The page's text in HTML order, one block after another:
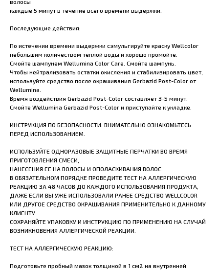
волосы
каждые 5 минут в течение всего времени выдержки.
Последующие действия:
По истечении времени выдержки сэмульгируйте краску Wellcolor
небольшим количеством теплой воды и хорошо промойте.
Смойте шампунем Wellumina Color Care. Смойте шампунь.
Чтобы нейтрализовать остатки окисления и стабилизировать цвет,
используйте средство после окрашивания Gerbazid Post-Color от
Wellumina.
Время воздействия Gerbazid Post-Color составляет 3-5 минут.
Смойте Wellumina Gerbazid Post-Color и приступайте к укладке.
ИНСТРУКЦИЯ ПО БЕЗОПАСНОСТИ. ВНИМАТЕЛЬНО ОЗНАКОМЬТЕСЬ
ПЕРЕД ИСПОЛЬЗОВАНИЕМ.
ИСПОЛЬЗУЙТЕ ОДНОРАЗОВЫЕ ЗАЩИТНЫЕ ПЕРЧАТКИ ВО ВРЕМЯ
ПРИГОТОВЛЕНИЯ СМЕСИ,
НАНЕСЕНИЯ ЕЕ НА ВОЛОСЫ И ОПОЛАСКИВАНИЯ ВОЛОС.
В ОБЯЗАТЕЛЬНОМ ПОРЯДКЕ ПРОВЕДИТЕ ТЕСТ НА АЛЛЕРГИЧЕСКУЮ
РЕАКЦИЮ ЗА 48 ЧАСОВ ДО КАЖДОГО ИСПОЛЬЗОВАНИЯ ПРОДУКТА,
ДАЖЕ ЕСЛИ ВЫ УЖЕ ИСПОЛЬЗОВАЛИ РАНЕЕ СРЕДСТВО WELLCOLOR
ИЛИ ДРУГОЕ СРЕДСТВО ОКРАШИВАНИЯ ПРИМЕНИТЕЛЬНО К ДАННОМУ
КЛИЕНТУ.
СОХРАНЯЙТЕ УПАКОВКУ И ИНСТРУКЦИЮ ПО ПРИМЕНЕНИЮ НА СЛУЧАЙ
ВОЗНИКНОВЕНИЯ АЛЛЕРГИЧЕСКОЙ РЕАКЦИИ.
ТЕСТ НА АЛЛЕРГИЧЕСКУЮ РЕАКЦИЮ:
Подготовьте пробный мазок толщиной в 1 см2 на внутренней